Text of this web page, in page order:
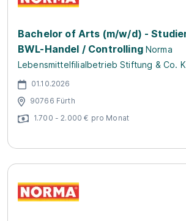
Bachelor of Arts (m/w/d) -
BWL-Handel / Controlling Norma
Lebensmittelfilialbetrieb Stiftung & Co.
01.10.2026
90766 Fürth
1.700 - 2.000 € pro Monat